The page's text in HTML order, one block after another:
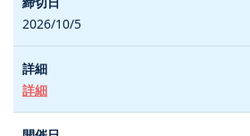
2026/10/5
詳細